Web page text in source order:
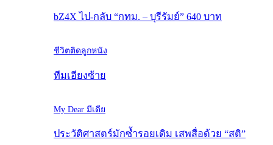
bZ4X ไป-กลับ “กทม. – บุรีรัมย์” 640 บาท
ชีวิตติดลูกหนัง
ทีมเอียงซ้าย
My Dear มีเดีย
ประวัติศาสตร์มักซ้ำรอยเดิม เสพสื่อด้วย “สติ”